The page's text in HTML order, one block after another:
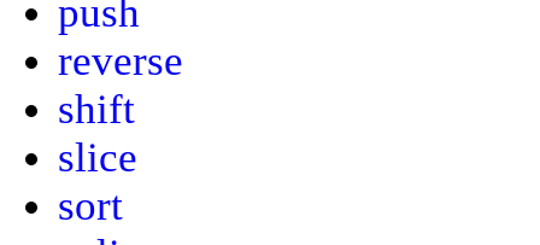
push
reverse
shift
slice
sort